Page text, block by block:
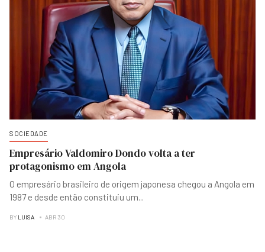
SOCIEDADE
Empresário Valdomiro Dondo volta a ter
protagonismo em Angola
O empresário brasileiro de origem japonesa chegou a Angola em
1987 e desde então constituiu um...
BY LUISA ABR 30